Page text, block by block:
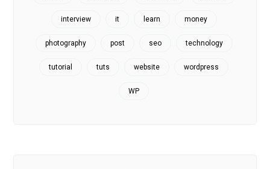
interview it learn money
photography post seo technology
tutorial tuts website wordpress
WP